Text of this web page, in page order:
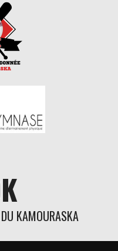
KAMOURASKA